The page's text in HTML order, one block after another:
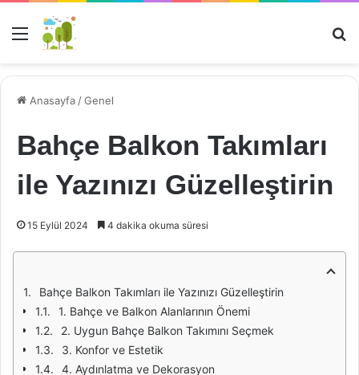
Menü
Anasayfa /Genel
Bahçe Balkon Takımları
ile Yazınızı Güzelleştirin
15 Eylül 2024 4 dakika okuma süresi
Bahçe Balkon Takımları ile Yazınızı Güzelleştirin
1. Bahçe ve Balkon Alanlarının Önemi
2. Uygun Bahçe Balkon Takımını Seçmek
3. Konfor ve Estetik
4. Aydınlatma ve Dekorasyon